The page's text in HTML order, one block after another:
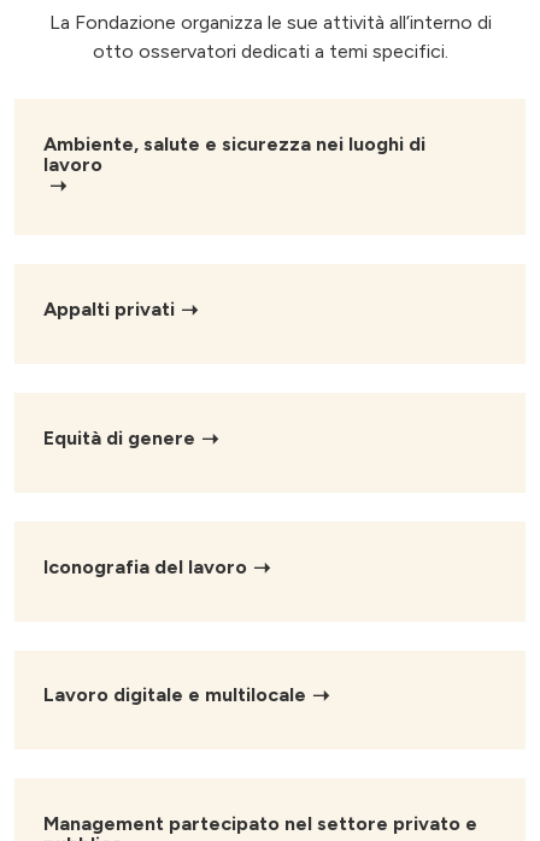
La Fondazione organizza le sue attività all’interno di
otto osservatori dedicati a temi specifici.
Ambiente, salute e sicurezza nei luoghi di
lavoro
Appalti privati
Equità di genere
Iconografia del lavoro
Lavoro digitale e multilocale
Management partecipato nel settore privato e